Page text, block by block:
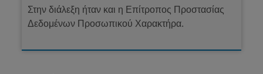
Στην διάλεξη ήταν και η Επίτροπος Προστασίας
Δεδομένων Προσωπικού Χαρακτήρα.